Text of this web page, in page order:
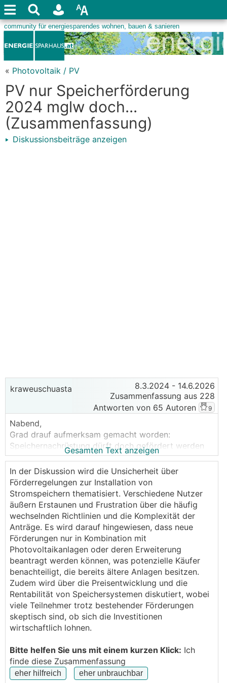
« Photovoltaik / PV
PV nur Speicherförderung
2024 mglw doch...
(Zusammenfassung)
Diskussionsbeiträge anzeigen
kraweuschuasta 8.3.2024 - 14.6.2026
Zusammenfassung aus 228
Antworten von 65 Autoren
9
Nabend,
Grad drauf aufmerksam gemacht worden:
Speichernachrüstung dürft doch gefördert werden
heuer
https://www.krone.at/3285258
https://www.meinbezirk.at/oberoesterreich/c-wirtsch
aft/foerderung-fuers-nachruesten-von-pv-speichern-
ab-april_a6567272
LG
Wolfgang
PS: Juhu
Gesamten Text anzeigen
In der Diskussion wird die Unsicherheit über
Förderregelungen zur Installation von
Stromspeichern thematisiert. Verschiedene Nutzer
äußern Erstaunen und Frustration über die häufig
wechselnden Richtlinien und die Komplexität der
Anträge. Es wird darauf hingewiesen, dass neue
Förderungen nur in Kombination mit
Photovoltaikanlagen oder deren Erweiterung
beantragt werden können, was potenzielle Käufer
benachteiligt, die bereits ältere Anlagen besitzen.
Zudem wird über die Preisentwicklung und die
Rentabilität von Speichersystemen diskutiert, wobei
viele Teilnehmer trotz bestehender Förderungen
skeptisch sind, ob sich die Investitionen
wirtschaftlich lohnen.
Bitte helfen Sie uns mit einem kurzen Klick: Ich
finde diese Zusammenfassung